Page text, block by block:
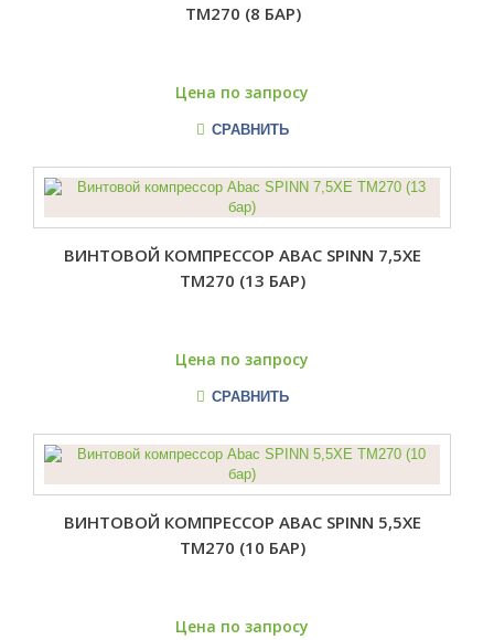
TM270 (8 БАР)
Цена по запросу
СРАВНИТЬ
ВИНТОВОЙ КОМПРЕССОР ABAC SPINN 7,5XE
TM270 (13 БАР)
Цена по запросу
СРАВНИТЬ
ВИНТОВОЙ КОМПРЕССОР ABAC SPINN 5,5XE
TM270 (10 БАР)
Цена по запросу